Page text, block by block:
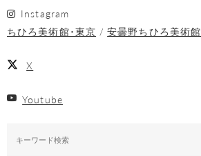
Instagram
ちひろ美術館･東京
安曇野ちひろ美術館
X
Youtube